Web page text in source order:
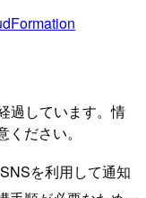
過しています。情
ださい。
を利用して通知